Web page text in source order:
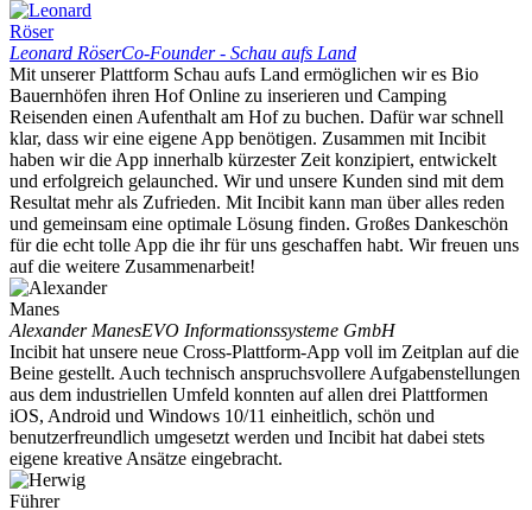
Leonard RöserCo-Founder - Schau aufs Land
Mit unserer Plattform Schau aufs Land ermöglichen wir es Bio
Bauernhöfen ihren Hof Online zu inserieren und Camping
Reisenden einen Aufenthalt am Hof zu buchen. Dafür war schnell
klar, dass wir eine eigene App benötigen. Zusammen mit Incibit
haben wir die App innerhalb kürzester Zeit konzipiert, entwickelt
und erfolgreich gelaunched. Wir und unsere Kunden sind mit dem
Resultat mehr als Zufrieden. Mit Incibit kann man über alles reden
und gemeinsam eine optimale Lösung finden. Großes Dankeschön
für die echt tolle App die ihr für uns geschaffen habt. Wir freuen uns
auf die weitere Zusammenarbeit!
Alexander ManesEVO Informationssysteme GmbH
Incibit hat unsere neue Cross-Plattform-App voll im Zeitplan auf die
Beine gestellt. Auch technisch anspruchsvollere Aufgabenstellungen
aus dem industriellen Umfeld konnten auf allen drei Plattformen
iOS, Android und Windows 10/11 einheitlich, schön und
benutzerfreundlich umgesetzt werden und Incibit hat dabei stets
eigene kreative Ansätze eingebracht.